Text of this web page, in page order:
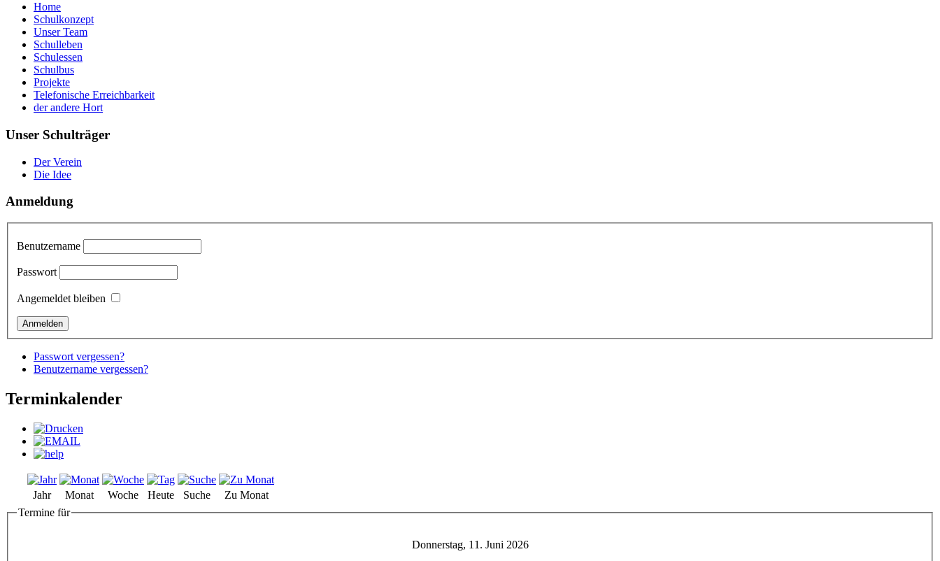
Home
Schulkonzept
Unser Team
Schulleben
Schulessen
Schulbus
Projekte
Telefonische Erreichbarkeit
der andere Hort
Unser Schulträger
Der Verein
Die Idee
Anmeldung
Benutzername
Passwort
Angemeldet bleiben
Passwort vergessen?
Benutzername vergessen?
Terminkalender
Jahr Monat Woche Heute Suche
Zu Monat
Termine für
Donnerstag, 11. Juni 2026